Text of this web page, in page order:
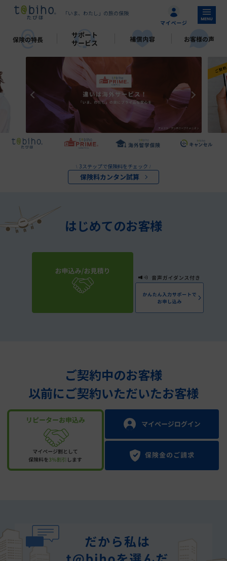
「いま、わたし」の旅の保険
\ 3ステップで保険料をチェック
保険料カンタン試算
はじめてのお客様
ご契約中のお客様
以前にご契約いただいたお客様